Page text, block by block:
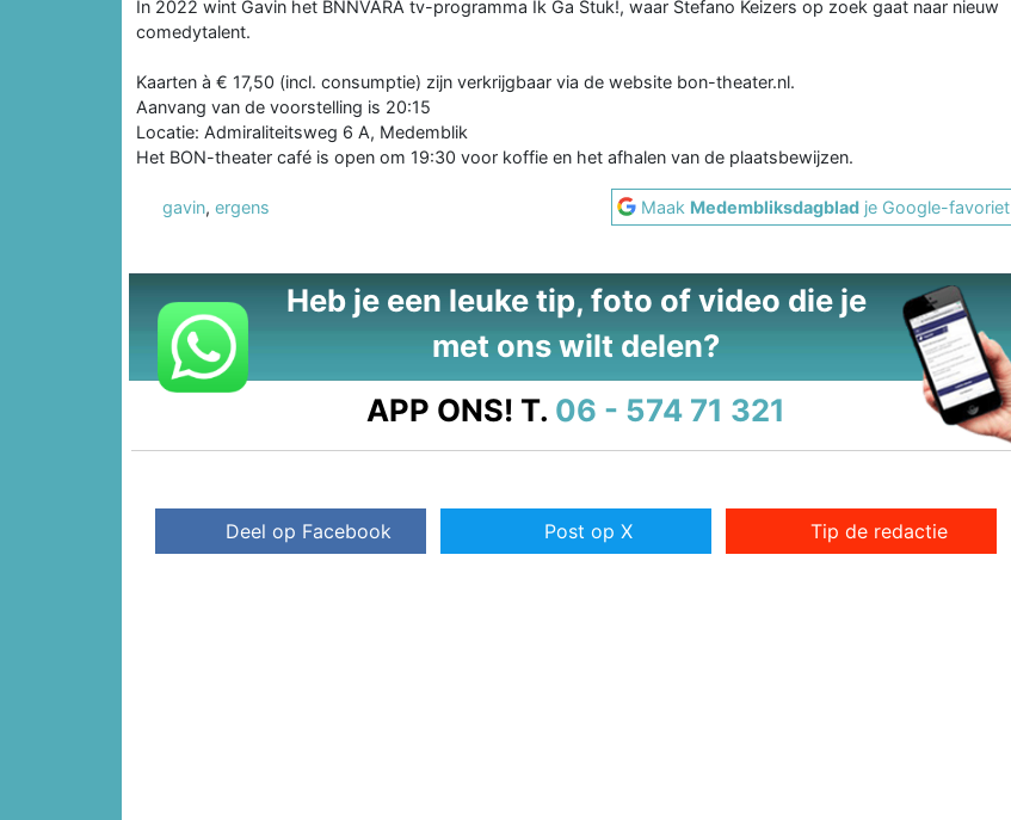
In 2022 wint Gavin het BNNVARA tv-programma Ik Ga Stuk!, waar Stefano Keizers op zoek gaat naar nieuw
comedytalent.
Kaarten à € 17,50 (incl. consumptie) zijn verkrijgbaar via de website bon-theater.nl.
Aanvang van de voorstelling is 20:15
Locatie: Admiraliteitsweg 6 A, Medemblik
Het BON-theater café is open om 19:30 voor koffie en het afhalen van de plaatsbewijzen.
gavin, ergens Maak Medembliksdagblad je Google-favoriet
Heb je een leuke tip, foto of video die je
met ons wilt delen?
APP ONS! T. 06 - 574 71 321
Deel op Facebook Post op X Tip de redactie